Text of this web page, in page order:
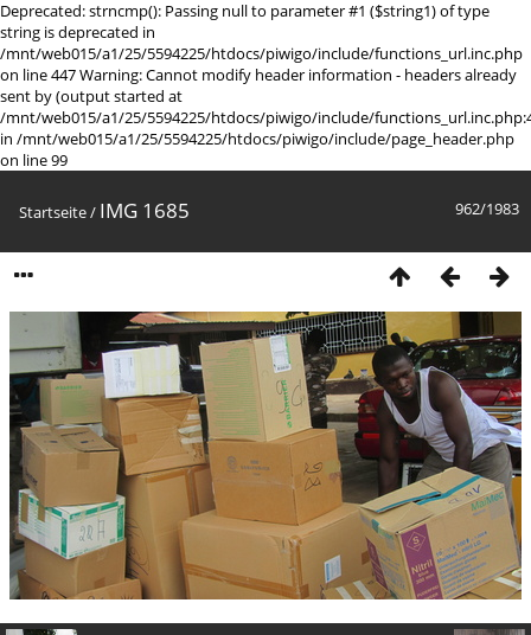
Deprecated: strncmp(): Passing null to parameter #1 ($string1) of type
string is deprecated in
/mnt/web015/a1/25/5594225/htdocs/piwigo/include/functions_url.inc.php
on line 447 Warning: Cannot modify header information - headers already
sent by (output started at
/mnt/web015/a1/25/5594225/htdocs/piwigo/include/
in /mnt/web015/a1/25/5594225/htdocs/piwigo/include/page_header.php
on line 99
962/1983
Startseite/ IMG 1685